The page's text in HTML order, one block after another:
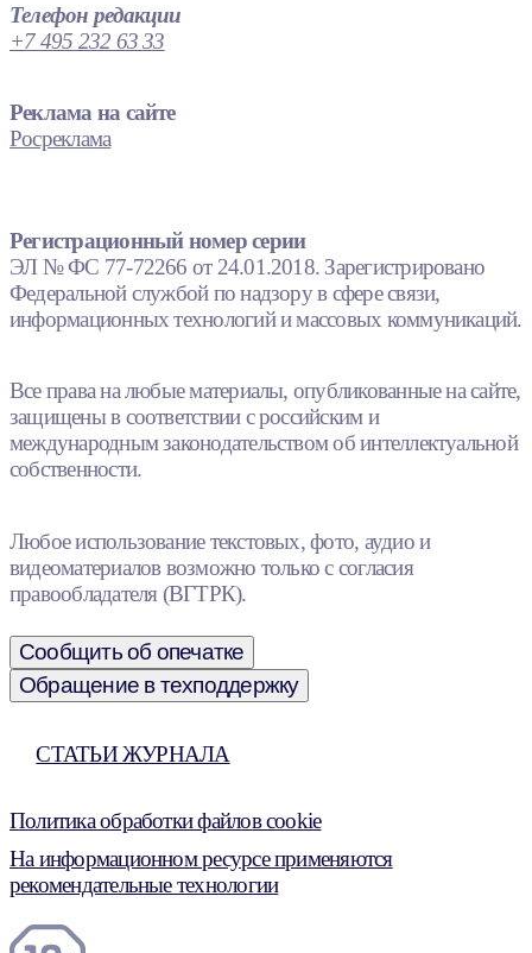
Телефон редакции
+7 495 232 63 33
Реклама на сайте
Росреклама
Регистрационный номер серии
ЭЛ № ФС 77-72266 от 24.01.2018. Зарегистрировано
Федеральной службой по надзору в сфере связи,
информационных технологий и массовых коммуникаций.
Все права на любые материалы, опубликованные на сайте,
защищены в соответствии с российским и
международным законодательством об интеллектуальной
собственности.
Любое использование текстовых, фото, аудио и
видеоматериалов возможно только с согласия
правообладателя (ВГТРК).
Сообщить об опечатке
Обращение в техподдержку
СТАТЬИ ЖУРНАЛА
Политика обработки файлов cookie
На информационном ресурсе применяются
рекомендательные технологии